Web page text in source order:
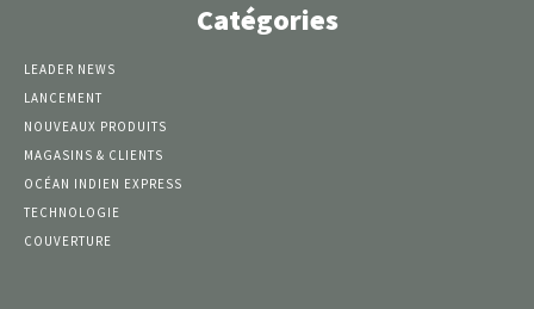
Catégories
LEADER NEWS
LANCEMENT
NOUVEAUX PRODUITS
MAGASINS & CLIENTS
OCÉAN INDIEN EXPRESS
TECHNOLOGIE
COUVERTURE